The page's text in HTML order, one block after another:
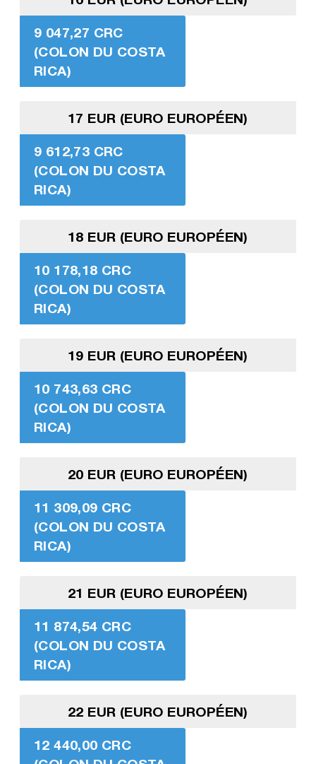
9 047,27 CRC
(COLON DU COSTA
RICA)
17 EUR (EURO EUROPÉEN)
9 612,73 CRC
(COLON DU COSTA
RICA)
18 EUR (EURO EUROPÉEN)
10 178,18 CRC
(COLON DU COSTA
RICA)
19 EUR (EURO EUROPÉEN)
10 743,63 CRC
(COLON DU COSTA
RICA)
20 EUR (EURO EUROPÉEN)
11 309,09 CRC
(COLON DU COSTA
RICA)
21 EUR (EURO EUROPÉEN)
11 874,54 CRC
(COLON DU COSTA
RICA)
22 EUR (EURO EUROPÉEN)
12 440,00 CRC